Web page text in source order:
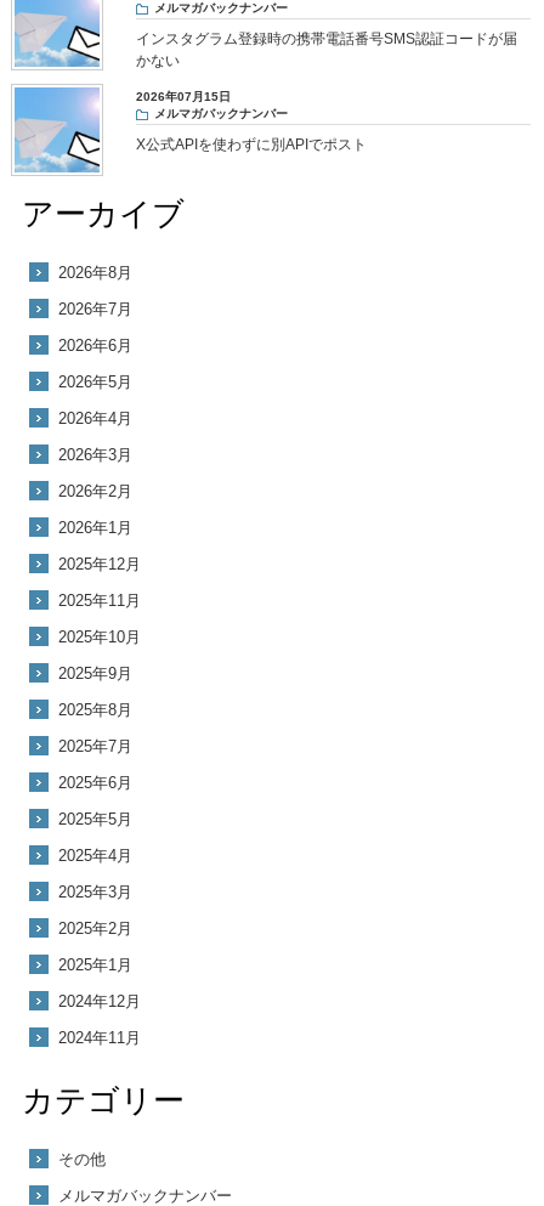
メルマガバックナンバー
インスタグラム登録時の携帯電話番号SMS認証コードが届
かない
2026年07月15日
メルマガバックナンバー
X公式APIを使わずに別APIでポスト
アーカイブ
2026年8月
2026年7月
2026年6月
2026年5月
2026年4月
2026年3月
2026年2月
2026年1月
2025年12月
2025年11月
2025年10月
2025年9月
2025年8月
2025年7月
2025年6月
2025年5月
2025年4月
2025年3月
2025年2月
2025年1月
2024年12月
2024年11月
カテゴリー
その他
メルマガバックナンバー